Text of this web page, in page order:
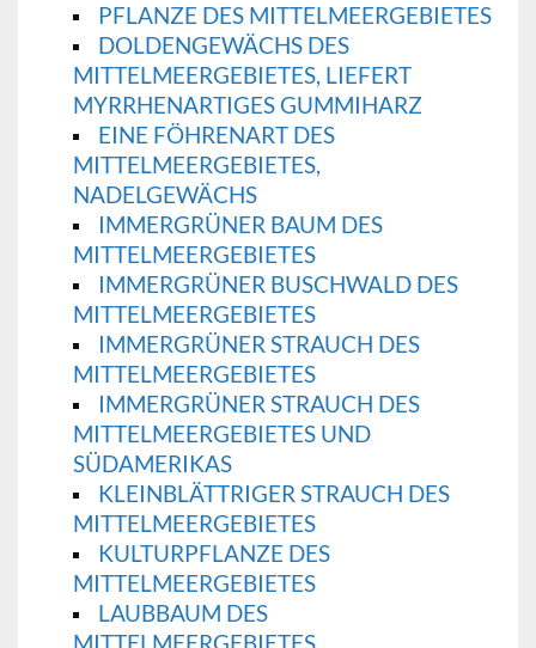
PFLANZE DES MITTELMEERGEBIETES
DOLDENGEWÄCHS DES
MITTELMEERGEBIETES, LIEFERT
MYRRHENARTIGES GUMMIHARZ
EINE FÖHRENART DES
MITTELMEERGEBIETES,
NADELGEWÄCHS
IMMERGRÜNER BAUM DES
MITTELMEERGEBIETES
IMMERGRÜNER BUSCHWALD DES
MITTELMEERGEBIETES
IMMERGRÜNER STRAUCH DES
MITTELMEERGEBIETES
IMMERGRÜNER STRAUCH DES
MITTELMEERGEBIETES UND
SÜDAMERIKAS
KLEINBLÄTTRIGER STRAUCH DES
MITTELMEERGEBIETES
KULTURPFLANZE DES
MITTELMEERGEBIETES
LAUBBAUM DES